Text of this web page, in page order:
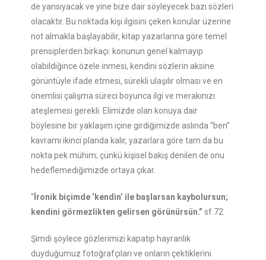
de yansıyacak ve yine bize dair söyleyecek bazı sözleri
olacaktır. Bu noktada kişi ilgisini çeken konular üzerine
not almakla başlayabilir, kitap yazarlarına göre temel
prensiplerden birkaçı: konunun genel kalmayıp
olabildiğince özele inmesi, kendini sözlerin aksine
görüntüyle ifade etmesi, sürekli ulaşılır olması ve en
önemlisi çalışma süreci boyunca ilgi ve merakınızı
ateşlemesi gerekli. Elimizde olan konuya dair
böylesine bir yaklaşım içine girdiğimizde aslında “ben”
kavramı ikinci planda kalır, yazarlara göre tam da bu
nokta pek mühim; çünkü kişisel bakış denilen de onu
hedeflemediğimizde ortaya çıkar.
“ İronik biçimde ‘kendin’ ile başlarsan kaybolursun;
kendini görmezlikten gelirsen görünürsün.”sf.72
Şimdi şöylece gözlerimizi kapatıp hayranlık
duyduğumuz fotoğrafçıları ve onların çektiklerini